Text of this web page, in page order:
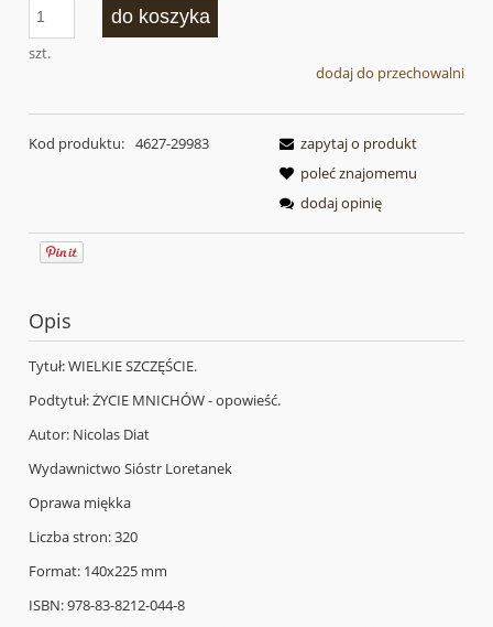
szt.
do koszyka
dodaj do przechowalni
Kod produktu: 4627-29983
zapytaj o produkt
poleć znajomemu
dodaj opinię
Opis
Tytuł: WIELKIE SZCZĘŚCIE.
Podtytuł: ŻYCIE MNICHÓW - opowieść.
Autor: Nicolas Diat
Wydawnictwo Sióstr Loretanek
Oprawa miękka
Liczba stron: 320
Format: 140x225 mm
ISBN: 978-83-8212-044-8